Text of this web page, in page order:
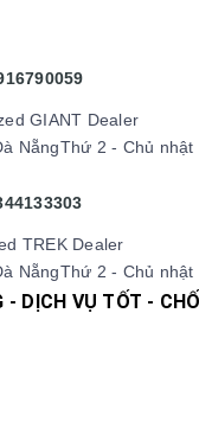
GIANT Dealer
NẵngThứ 2 - Chủ nhật
TREK Dealer
NẵngThứ 2 - Chủ nhật
- DỊCH VỤ TỐT -